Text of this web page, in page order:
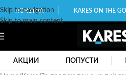
Skip to navigation
Skip to main content
ПОЧЕТНА KARES ON THE GO
АКЦИИ ПОПУСТИ